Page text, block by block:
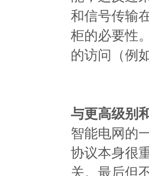
和信号传输
柜的必要性
的访问（例
与更⾼级别
智能电网的
协议本身很
关。最后但